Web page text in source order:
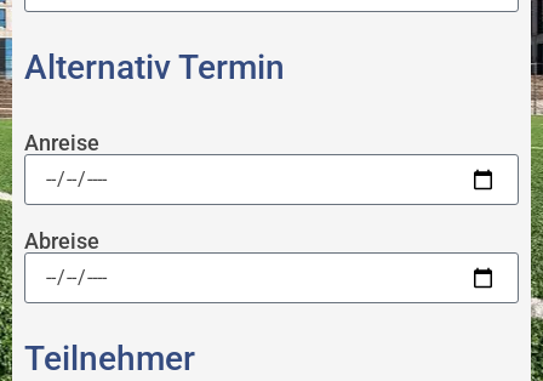
Alternativ Termin
Anreise
Abreise
Teilnehmer